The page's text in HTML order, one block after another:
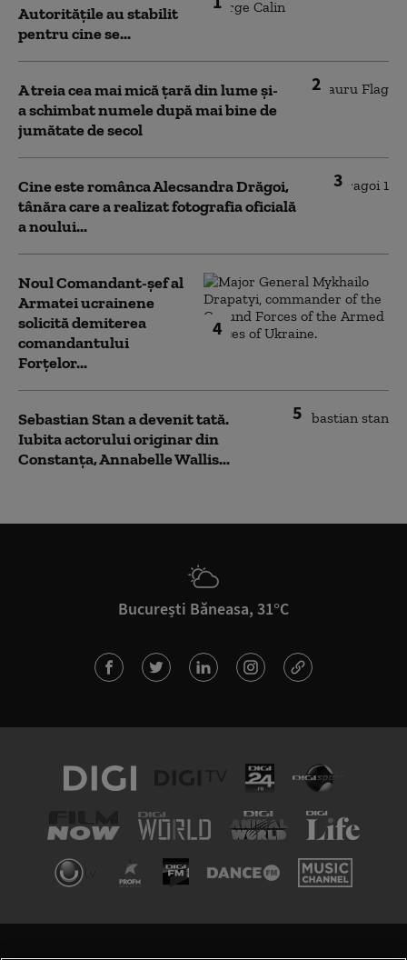
Autoritățile au stabilit
pentru cine se...
2
A treia cea mai mică țară din lume și-
a schimbat numele după mai bine de
jumătate de secol
3
Cine este românca Alecsandra Drăgoi,
tânăra care a realizat fotografia oficială
a noului...
4
Noul Comandant-șef al
Armatei ucrainene
solicită demiterea
comandantului
Forțelor...
5
Sebastian Stan a devenit tată.
Iubita actorului originar din
Constanța, Annabelle Wallis...
București Băneasa, 31°C